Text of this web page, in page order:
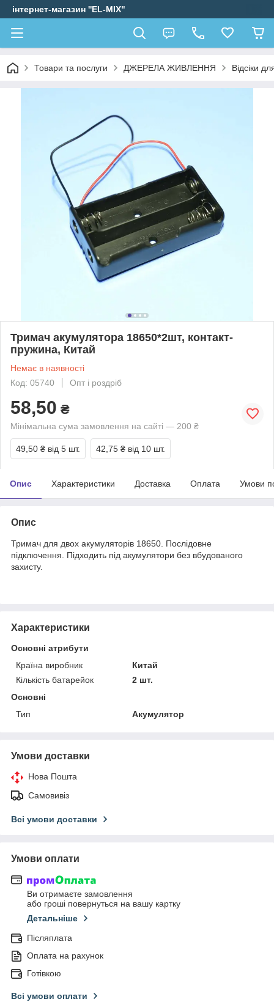
інтернет-магазин ''EL-MIX"
Товари та послуги ДЖЕРЕЛА ЖИВЛЕННЯ Відсіки
Тримач акумулятора 18650*2шт, контакт-
пружина, Китай
Немає в наявності
Код: 05740
Опт і роздріб
58,50 ₴
Мінімальна сума замовлення на сайті — 200 ₴
49,50 ₴ від 5 шт. 42,75 ₴ від 10 шт.
Опис Характеристики Доставка Оплата Умови
Опис
Тримач для двох акумуляторів 18650. Послідовне
підключення. Підходить під акумулятори без вбудованого
захисту.
Характеристики
Основні атрибути
Країна виробник
Китай
Кількість батарейок
2 шт.
Основні
Тип
Акумулятор
Умови доставки
Нова Пошта
Самовивіз
Всі умови доставки
Умови оплати
Ви отримаєте замовлення
або гроші повернуться на вашу картку
Детальніше
Післяплата
Оплата на рахунок
Готівкою
Всі умови оплати